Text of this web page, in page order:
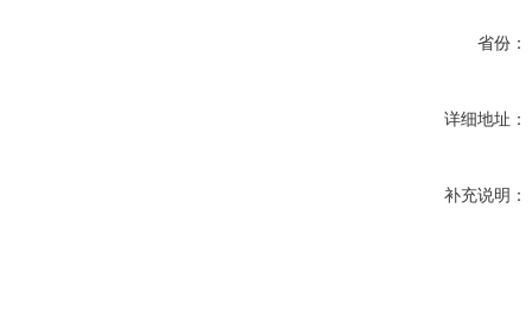
省份：
详细地址：
补充说明：